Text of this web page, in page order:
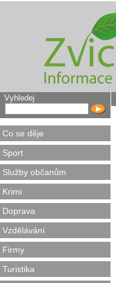
Vyhledej
Co se děje
Sport
Služby občanům
Krimi
Doprava
Vzdělávání
Firmy
Turistika